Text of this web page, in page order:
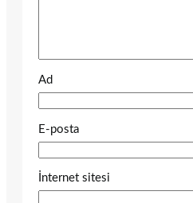
Ad
E-posta
İnternet sitesi